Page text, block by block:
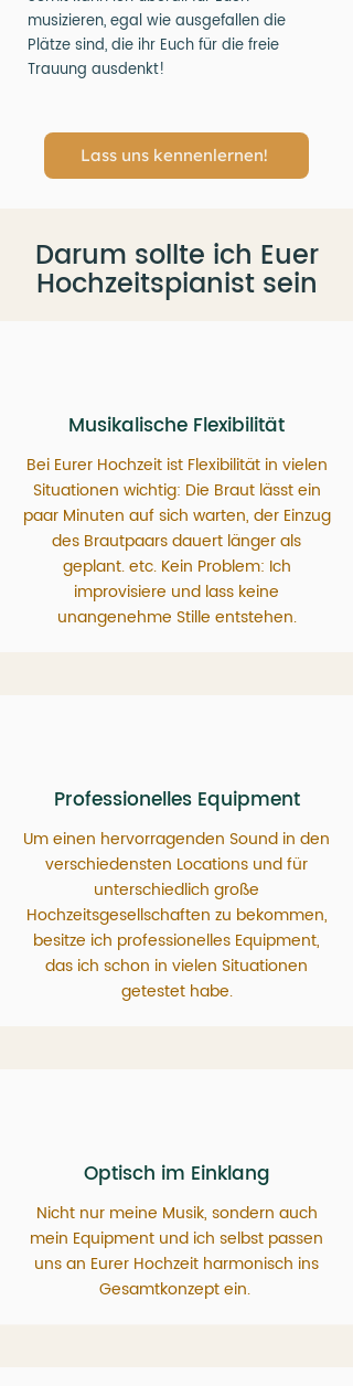
musizieren, egal wie ausgefallen die
Plätze sind, die ihr Euch für die freie
Trauung ausdenkt!
Lass uns kennenlernen!
Darum sollte ich Euer
Hochzeitspianist sein
Musikalische Flexibilität
Bei Eurer Hochzeit ist Flexibilität in vielen
Situationen wichtig: Die Braut lässt ein
paar Minuten auf sich warten, der Einzug
des Brautpaars dauert länger als
geplant. etc. Kein Problem: Ich
improvisiere und lass keine
unangenehme Stille entstehen.
Professionelles Equipment
Um einen hervorragenden Sound in den
verschiedensten Locations und für
unterschiedlich große
Hochzeitsgesellschaften zu bekommen,
besitze ich professionelles Equipment,
das ich schon in vielen Situationen
getestet habe.
Optisch im Einklang
Nicht nur meine Musik, sondern auch
mein Equipment und ich selbst passen
uns an Eurer Hochzeit harmonisch ins
Gesamtkonzept ein.